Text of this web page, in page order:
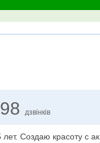
98 дзвінків
Создаю красоту с